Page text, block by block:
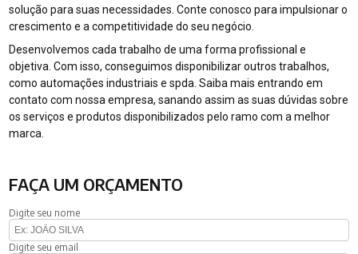
solução para suas necessidades. Conte conosco para impulsionar o
crescimento e a competitividade do seu negócio.
Desenvolvemos cada trabalho de uma forma profissional e
objetiva. Com isso, conseguimos disponibilizar outros trabalhos,
como automações industriais e spda. Saiba mais entrando em
contato com nossa empresa, sanando assim as suas dúvidas sobre
os serviços e produtos disponibilizados pelo ramo com a melhor
marca.
FAÇA UM ORÇAMENTO
Digite seu nome
Digite seu email